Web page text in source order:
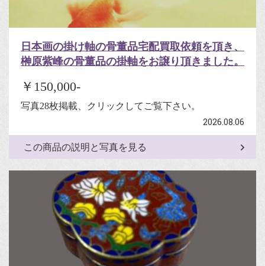
日本画の掛け軸の骨董品宅配買取依頼を頂き、
榊原紫峰の骨董品の掛軸をお譲り頂きました。
￥150,000-
写真28枚掲載、クリックしてご覧下さい。
2026.08.06
この商品の説明と写真を見る